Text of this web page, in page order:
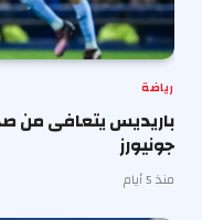
رياضة
باريديس يتعافى من
جونيورز
منذ 5 أيام